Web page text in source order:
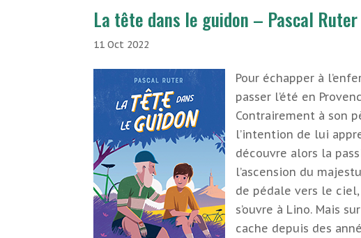
La tête dans le guidon – Pascal Ruter
11 Oct 2022
Pour échapper à
passer l’été en
Contrairement à son
l’intention de lui
découvre alors la
l’ascension du
de pédale vers le
s’ouvre à Lino. Mais
cache depuis des